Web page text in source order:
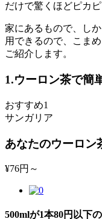
だけで驚くほどピカ
家にあるもので、し
用できるので、こま
ご紹介します。
1.ウーロン茶で
おすすめ1
サンガリア
あなたのウーロン
¥76円～
500mlが1本80円以下